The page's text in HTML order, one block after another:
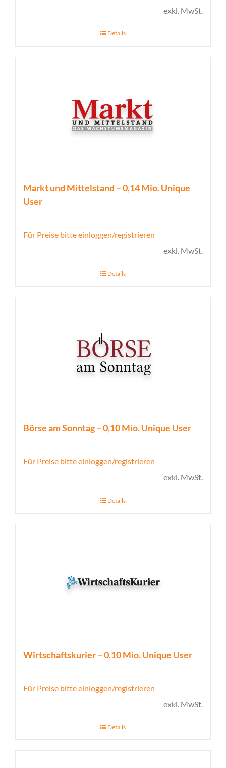
exkl. MwSt.
Details
Markt und Mittelstand – 0,14 Mio. Unique
User
Für Preise bitte einloggen/registrieren
exkl. MwSt.
Details
Börse am Sonntag – 0,10 Mio. Unique User
Für Preise bitte einloggen/registrieren
exkl. MwSt.
Details
Wirtschaftskurier – 0,10 Mio. Unique User
Für Preise bitte einloggen/registrieren
exkl. MwSt.
Details